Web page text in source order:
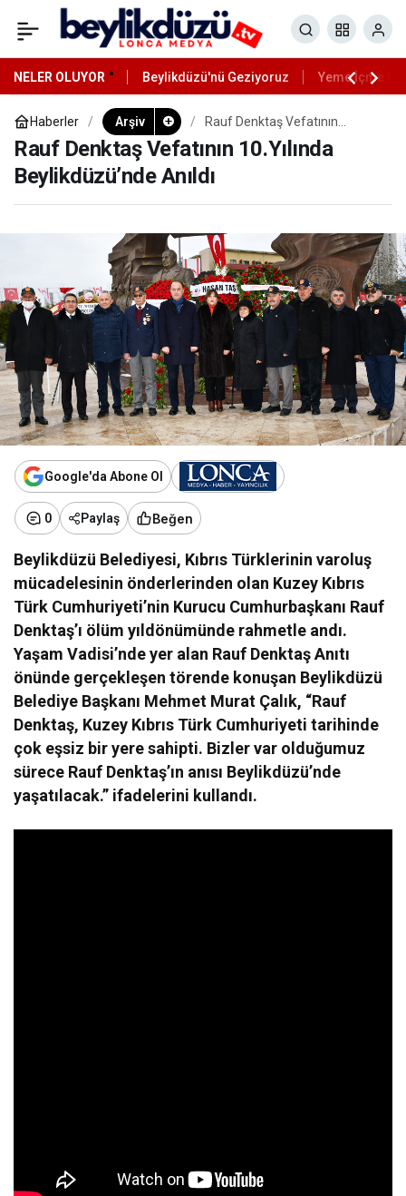
NELER OLUYOR Beylikdüzü'nü Geziyoruz Yeme İçme
Haberler Arşiv
Rauf Denktaş Vefatının
Anıldı
Rauf Denktaş Vefatının 10.Yılında
Beylikdüzü’nde Anıldı
Google'da Abone Ol
0 Paylaş Beğen
Beylikdüzü Belediyesi, Kıbrıs Türklerinin varoluş
mücadelesinin önderlerinden olan Kuzey Kıbrıs
Türk Cumhuriyeti’nin Kurucu Cumhurbaşkanı Rauf
Denktaş’ı ölüm yıldönümünde rahmetle andı.
Yaşam Vadisi’nde yer alan Rauf Denktaş Anıtı
önünde gerçekleşen törende konuşan Beylikdüzü
Belediye Başkanı Mehmet Murat Çalık, “Rauf
Denktaş, Kuzey Kıbrıs Türk Cumhuriyeti tarihinde
çok eşsiz bir yere sahipti. Bizler var olduğumuz
sürece Rauf Denktaş’ın anısı Beylikdüzü’nde
yaşatılacak.” ifadelerini kullandı.